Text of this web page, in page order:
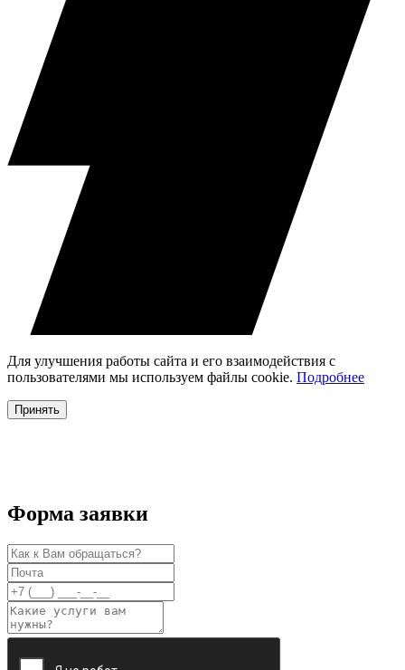
Для улучшения работы сайта и его взаимодействия с
пользователями мы используем файлы cookie. Подробнее
Принять
Форма заявки